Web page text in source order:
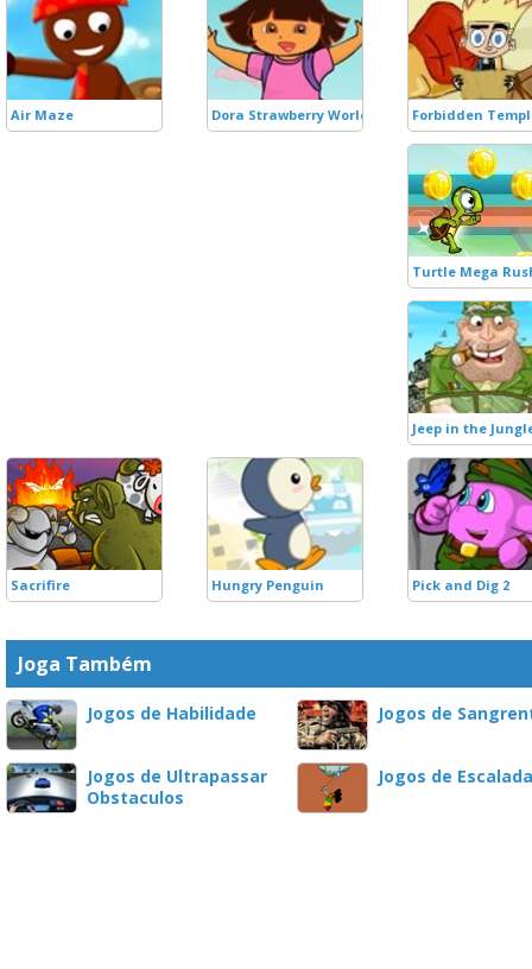
Air Maze Dora Strawberry World Forbidden
Turtle Mega
Jeep in the
Sacrifire Hungry Penguin Pick and Dig 2
Joga Também
Jogos de Habilidade Jogos de
Jogos de Ultrapassar
Obstaculos
Jogos de Escalada